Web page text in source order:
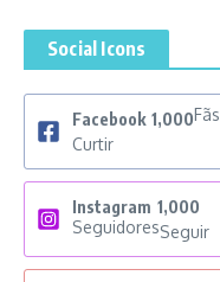
Social Icons
Facebook 1,000Fãs
Curtir
Instagram 1,000
SeguidoresSeguir